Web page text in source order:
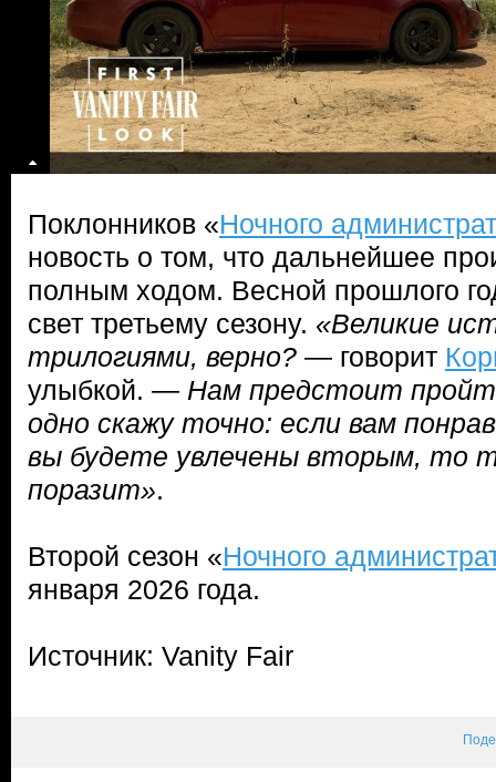
Поклонников «Ночного
новость о том, что дальнейшее
полным ходом. Весной прошлого
свет третьему сезону. «Великие
трилогиями, верно? — говорит
улыбкой. — Нам предстоит
одно скажу точно: если вам
вы будете увлечены вторым, то
поразит».
Второй сезон «Ночного
января 2026 года.
Источник: Vanity Fair